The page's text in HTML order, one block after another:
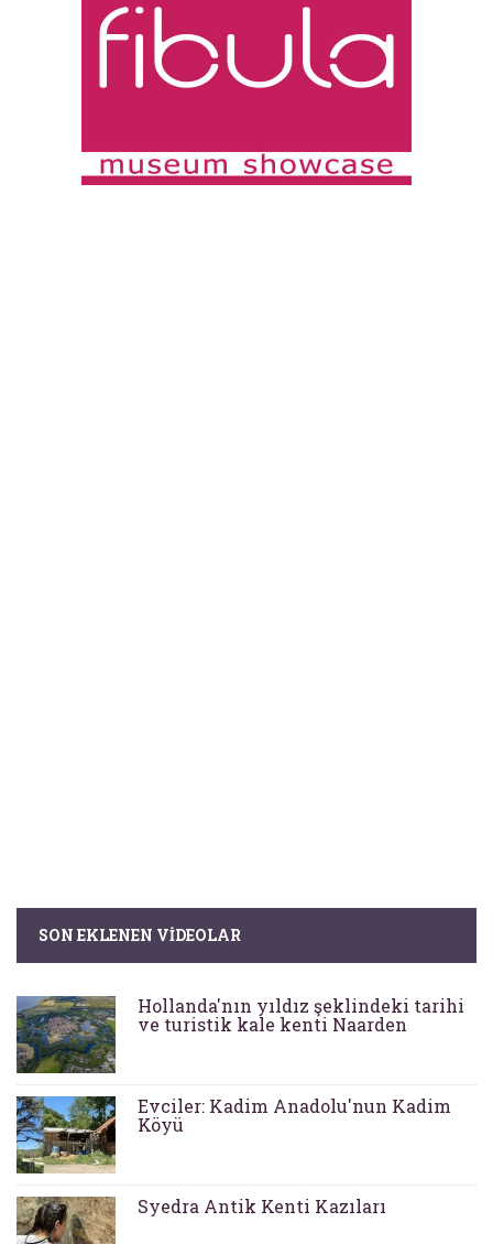
SON EKLENEN VIDEOLAR
Hollanda'nın yıldız şeklindeki tarihi
ve turistik kale kenti Naarden
Evciler: Kadim Anadolu'nun Kadim
Köyü
Syedra Antik Kenti Kazıları